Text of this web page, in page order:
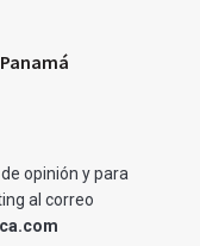
opinión y para
al correo